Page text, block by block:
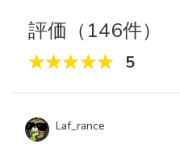
評価（146件）
5
Laf_rance